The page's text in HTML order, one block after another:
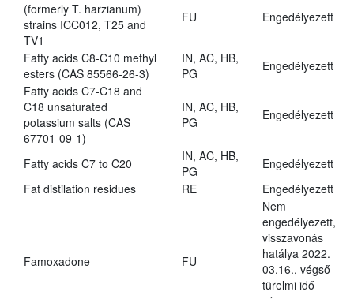
(formerly T. harzianum)
strains ICC012, T25 and
TV1
FU Engedélyezett
Fatty acids C8-C10 methyl
esters (CAS 85566-26-3)
IN, AC, HB,
PG
Engedélyezett
Fatty acids C7-C18 and
C18 unsaturated
potassium salts (CAS
67701-09-1)
IN, AC, HB,
PG
Engedélyezett
Fatty acids C7 to C20
IN, AC, HB,
PG
Engedélyezett
Fat distilation residues
RE Engedélyezett
Famoxadone FU
Nem
engedélyezett,
visszavonás
hatálya 2022.
03.16., végső
türelmi idő